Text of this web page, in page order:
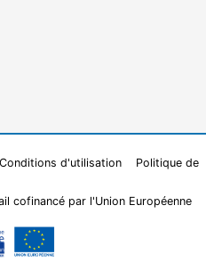
Conditions d'utilisation Politique de
cofinancé par l'Union Européenne